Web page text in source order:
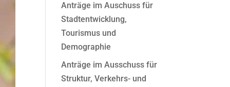
Anträge im Auschuss für
Stadtentwicklung,
Tourismus und
Demographie
Anträge im Ausschuss für
Struktur, Verkehrs- und